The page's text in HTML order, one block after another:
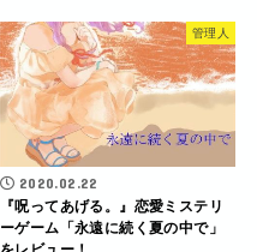
管理人
2020.02.22
『呪ってあげる。』恋愛ミステリ
ーゲーム「永遠に続く夏の中で」